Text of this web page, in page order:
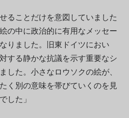
ることだけを意図していました
の中に政治的に有用なメッセー
りました。旧東ドイツにおい
する静かな抗議を示す重要なシ
した。小さなロウソクの絵が、
く別の意味を帯びていくのを見
した」